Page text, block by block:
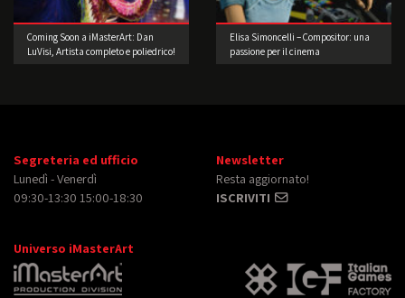
Coming Soon a iMasterArt: Dan
LuVisi, Artista completo e poliedrico!
Elisa Simoncelli – Compositor: una
passione per il cinema
Segreteria ed ufficio
Lunedì - Venerdì
09:30-13:30 15:00-18:30
Newsletter
Resta aggiornato!
ISCRIVITI
Universo iMasterArt